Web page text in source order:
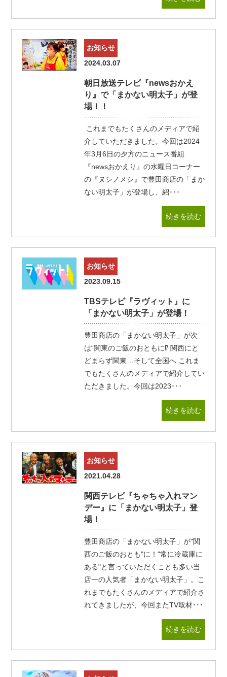
お知らせ
2024.03.07
朝日放送テレビ『newsおかえ
り』で「まかない明太子」が登
場！！
これまでもたくさんのメディアで紹
介していただきました。今回は2024
年3月6日の夕方のニュース番組
『newsおかえり』の水曜日コーナー
の『ヌシノメシ』で豊田商店の「まか
ない明太子」が登場し、紹･･･
続きを読む
お知らせ
2023.09.15
TBSテレビ『ラヴィット』に
「まかない明太子」が登場！
豊田商店の「まかない明太子」が次
は“関東のご飯のおともに⁉ 関西にと
どまらず関東…そして全国へ これま
でもたくさんのメディアで紹介してい
ただきました。今回は2023･･･
続きを読む
お知らせ
2021.04.28
関西テレビ『ちゃちゃ入れマン
デー』に「まかない明太子」登
場！
豊田商店の「まかない明太子」が"関
西のご飯のおとも"に！"常に冷蔵庫に
ある"と言っていただくことも多い当
店一の人気者「まかない明太子」。こ
れまでもたくさんのメディアで紹介さ
れてきましたが、今回またTV取材･･･
続きを読む